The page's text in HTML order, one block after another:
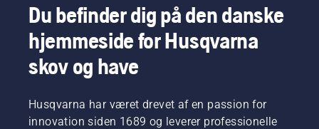
Du befinder dig på den danske
hjemmeside for Husqvarna
skov og have
Husqvarna har været drevet af en passion for
innovation siden 1689 og leverer professionelle